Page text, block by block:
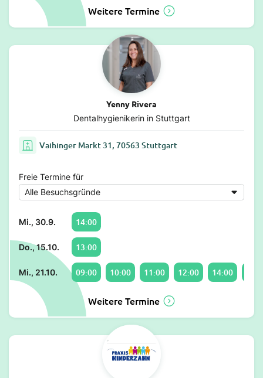
Weitere Termine
Yenny Rivera
Dentalhygienikerin in Stuttgart
Vaihinger Markt 31, 70563 Stuttgart
Freie Termine für
Mi., 30.9. 14:00
Do., 15.10. 13:00
Mi., 21.10. 09:00 10:00 11:00 12:00 14:00
Weitere Termine